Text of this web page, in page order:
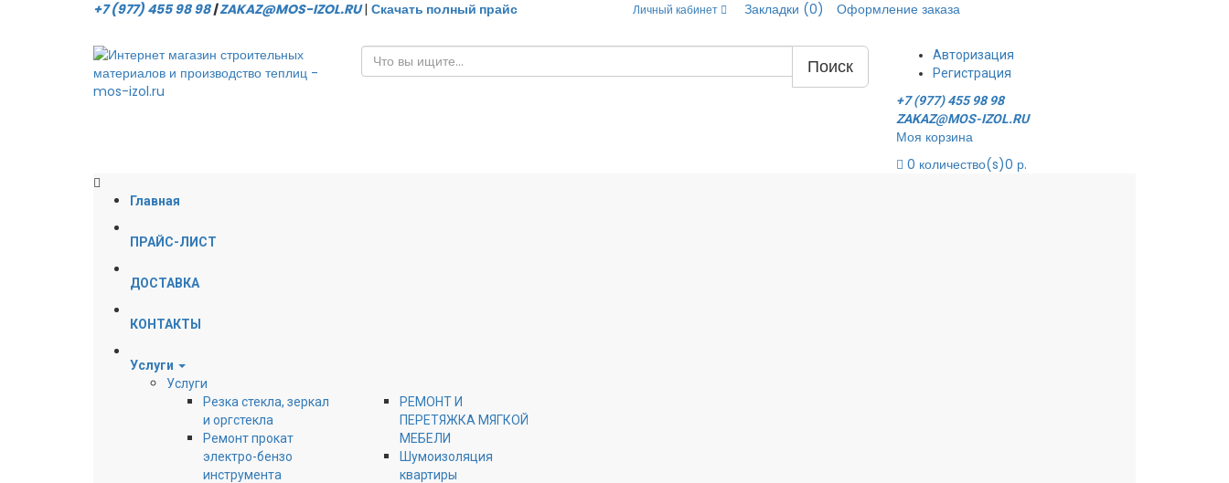
+7 (977) 455 98 98|ZAKAZ@MOS-IZOL.RU | Скачать полный прайс Личный кабинет Закладки (0) Оформление заказа
Поиск
Авторизация
Регистрация
+7 (977) 455 98 98
ZAKAZ@MOS-IZOL.RU
Моя корзина
0 количество(s)0 р.
Главная
ПРАЙС-ЛИСТ
ДОСТАВКА
КОНТАКТЫ
Услуги
Услуги
Резка стекла, зеркал
и оргстекла
Ремонт прокат
электро-бензо
инструмента
РЕМОНТ И
ПЕРЕТЯЖКА МЯГКОЙ
МЕБЕЛИ
Шумоизоляция
квартиры